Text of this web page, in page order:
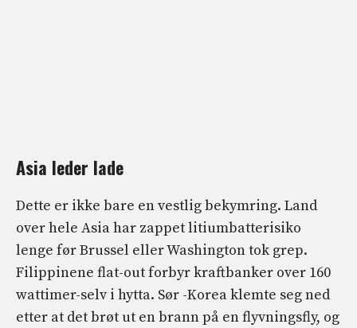
Asia leder lade
Dette er ikke bare en vestlig bekymring. Land
over hele Asia har zappet litiumbatterisiko
lenge før Brussel eller Washington tok grep.
Filippinene flat-out forbyr kraftbanker over 160
wattimer-selv i hytta. Sør -Korea klemte seg ned
etter at det brøt ut en brann på en flyvningsfly, og